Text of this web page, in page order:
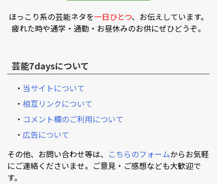
ほっこり系の芸能ネタを一日ひとつ、お伝えしています。
疲れた時や通学・通勤・お昼休みのお供にぜひどうぞ。
芸能7daysについて
・ 当サイトについて
・ 相互リンクについて
・ コメント欄のご利用について
・ 広告について
その他、お問い合わせ等は、 こちらのフォームからお気軽
にご連絡くださいませ。ご意見・ご感想なども大歓迎で
す。